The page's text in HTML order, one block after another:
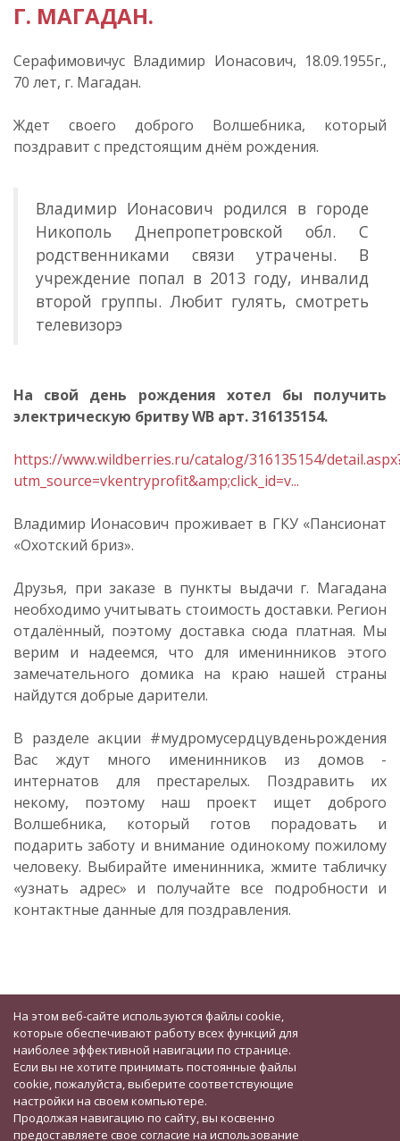
Г. МАГАДАН.
Серафимовичус Владимир Ионасович, 18.09.1955г.,
70 лет, г. Магадан.
Ждет своего доброго Волшебника, который
поздравит с предстоящим днём рождения.
Владимир Ионасович родился в городе
Никополь Днепропетровской обл. С
родственниками связи утрачены. В
учреждение попал в 2013 году, инвалид
второй группы. Любит гулять, смотреть
телевизорэ
На свой день рождения хотел бы получить
электрическую бритву WB арт. 316135154.
https://www.wildberries.ru/catalog/316135154/
utm_source=vkentryprofit&amp;click_id=v...
Владимир Ионасович проживает в ГКУ «Пансионат
«Охотский бриз».
Друзья, при заказе в пункты выдачи г. Магадана
необходимо учитывать стоимость доставки. Регион
отдалённый, поэтому доставка сюда платная. Мы
верим и надеемся, что для именинников этого
замечательного домика на краю нашей страны
найдутся добрые дарители.
В разделе акции #мудромусердцувденьрождения
Вас ждут много именинников из домов -
интернатов для престарелых. Поздравить их
некому, поэтому наш проект ищет доброго
Волшебника, который готов порадовать и
подарить заботу и внимание одинокому пожилому
человеку. Выбирайте именинника, жмите табличку
«узнать адрес» и получайте все подробности и
контактные данные для поздравления.
На этом веб-сайте используются файлы cookie,
которые обеспечивают работу всех функций для
наиболее эффективной навигации по странице.
Если вы не хотите принимать постоянные файлы
cookie, пожалуйста, выберите соответствующие
настройки на своем компьютере.
Продолжая навигацию по сайту, вы косвенно
предоставляете свое согласие на использование